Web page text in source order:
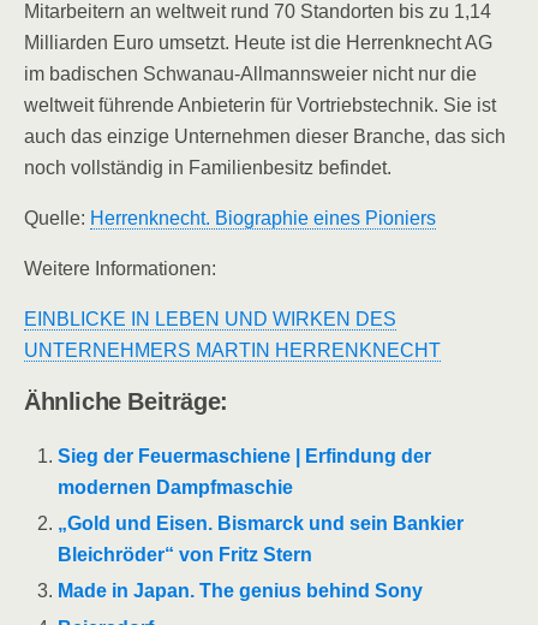
Mitarbeitern an weltweit rund 70 Standorten bis zu 1,14
Milliarden Euro umsetzt. Heute ist die Herrenknecht AG
im badischen Schwanau-Allmannsweier nicht nur die
weltweit führende Anbieterin für Vortriebstechnik. Sie ist
auch das einzige Unternehmen dieser Branche, das sich
noch vollständig in Familienbesitz befindet.
Quelle: Herrenknecht. Biographie eines Pioniers
Weitere Informationen:
EINBLICKE IN LEBEN UND WIRKEN DES
UNTERNEHMERS MARTIN HERRENKNECHT
Ähnliche Beiträge:
Sieg der Feuermaschiene | Erfindung der
modernen Dampfmaschie
„Gold und Eisen. Bismarck und sein Bankier
Bleichröder“ von Fritz Stern
Made in Japan. The genius behind Sony